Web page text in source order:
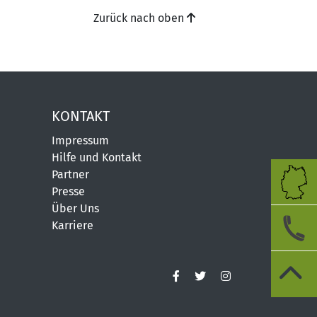
Zurück nach oben
KONTAKT
Impressum
Hilfe und Kontakt
Partner
Presse
Über Uns
Karriere